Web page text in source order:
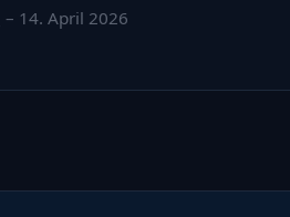
– 14. April 2026